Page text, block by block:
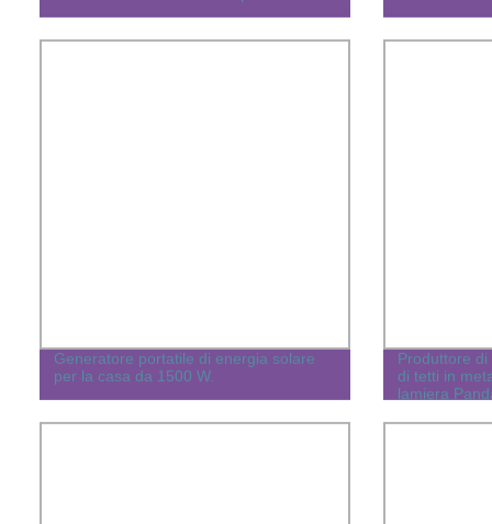
Generatore portatile di energia solare
per la casa da 1500 W.
Produttore
di tetti in
lamiera